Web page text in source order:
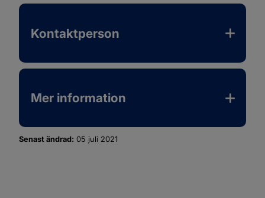
Kontaktperson
Mer information
Senast ändrad: 05 juli 2021